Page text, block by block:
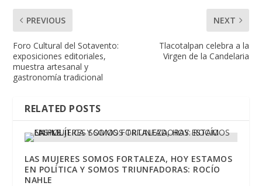
PREVIOUS
Foro Cultural del Sotavento:
exposiciones editoriales,
muestra artesanal y
gastronomía tradicional
NEXT
Tlacotalpan celebra a la
Virgen de la Candelaria
RELATED POSTS
LAS MUJERES SOMOS FORTALEZA, HOY ESTAMOS
EN POLÍTICA Y SOMOS TRIUNFADORAS: ROCÍO
NAHLE